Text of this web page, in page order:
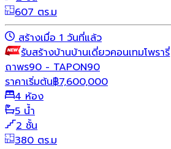
607 ตร.ม
สร้างเมื่อ 1 วันที่แล้ว
รับสร้างบ้านบ้านเดี่ยวคอนเทมโพรารี่
ถาพร90 - TAPON90
ราคาเริ่มต้น฿7,600,000
4 ห้อง
5 น้ำ
2 ชั้น
380 ตร.ม